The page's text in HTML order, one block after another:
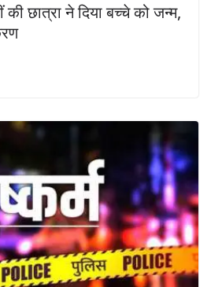
की छात्रा ने दिया बच्चे को जन्म,